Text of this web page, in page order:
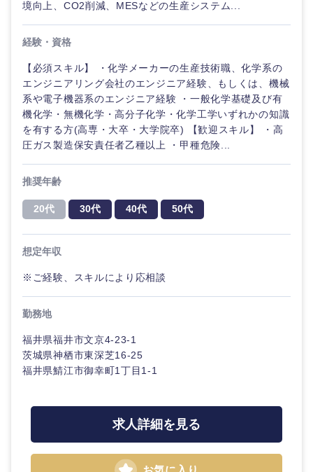
高知県
境向上、CO2削減、MESなどの生産システム...
経験・資格
【必須スキル】 ・化学メーカーの生産技術職、化学系の
エンジニアリング会社のエンジニア経験、もしくは、機械
系や電子機器系のエンジニア経験 ・一般化学基礎及び有
機化学・無機化学・高分子化学・化学工学いずれかの知識
を有する方(高専・大卒・大学院卒) 【歓迎スキル】 ・高
圧ガス製造保安責任者乙種以上 ・甲種危険...
推奨年齢
20代 30代 40代 50代
想定年収
※ご経験、スキルにより応相談
勤務地
福井県福井市文京4-23-1
茨城県神栖市東深芝16-25
福井県鯖江市御幸町1丁目1-1
求人詳細を見る